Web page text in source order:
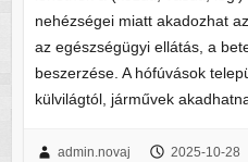
nehézségei miatt akadozhat
az egészségügyi ellátás, a
beszerzése. A hófúvások
külvilágtól, járművek
admin.novaj 2025-10-28